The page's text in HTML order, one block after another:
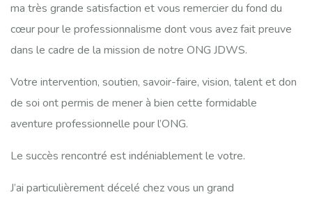
ma très grande satisfaction et vous remercier du fond du
cœur pour le professionnalisme dont vous avez fait preuve
dans le cadre de la mission de notre ONG JDWS.
Votre intervention, soutien, savoir-faire, vision, talent et don
de soi ont permis de mener à bien cette formidable
aventure professionnelle pour l’ONG.
Le succès rencontré est indéniablement le votre.
J’ai particulièrement décelé chez vous un grand